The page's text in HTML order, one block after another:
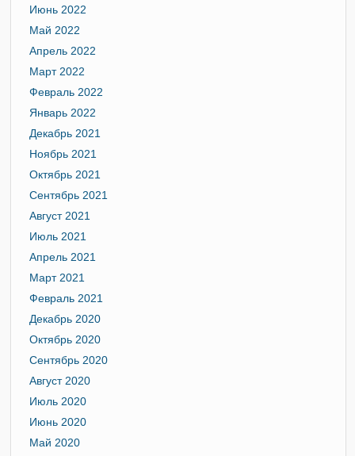
Июнь 2022
Май 2022
Апрель 2022
Март 2022
Февраль 2022
Январь 2022
Декабрь 2021
Ноябрь 2021
Октябрь 2021
Сентябрь 2021
Август 2021
Июль 2021
Апрель 2021
Март 2021
Февраль 2021
Декабрь 2020
Октябрь 2020
Сентябрь 2020
Август 2020
Июль 2020
Июнь 2020
Май 2020